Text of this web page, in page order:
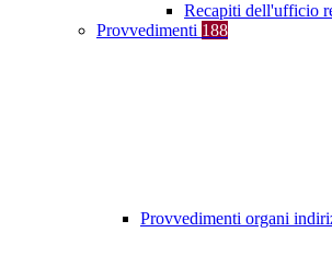
Recapiti dell'ufficio
Provvedimenti 188
Provvedimenti organi